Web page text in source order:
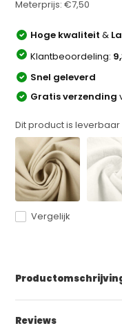
Meterprijs:€7,50
Hoge kwaliteit&
Klantbeoordeling:
Snel geleverd
Gratis verzending
Dit product is
Vergelijk
Reviews